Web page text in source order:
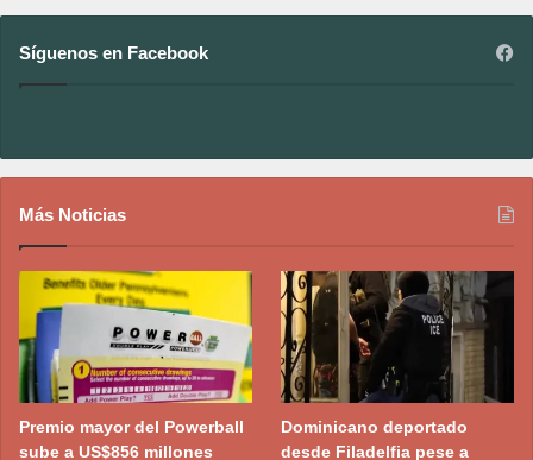
Síguenos en Facebook
Más Noticias
Premio mayor del Powerball
sube a US$856 millones
Dominicano deportado
desde Filadelfia pese a